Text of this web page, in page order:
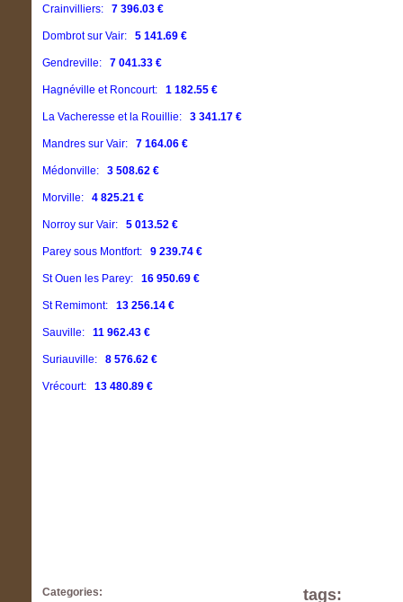
Crainvilliers: 7 396.03 €
Dombrot sur Vair: 5 141.69 €
Gendreville: 7 041.33 €
Hagnéville et Roncourt: 1 182.55 €
La Vacheresse et la Rouillie: 3 341.17 €
Mandres sur Vair: 7 164.06 €
Médonville: 3 508.62 €
Morville: 4 825.21 €
Norroy sur Vair: 5 013.52 €
Parey sous Montfort: 9 239.74 €
St Ouen les Parey: 16 950.69 €
St Remimont: 13 256.14 €
Sauville: 11 962.43 €
Suriauville: 8 576.62 €
Vrécourt: 13 480.89 €
Categories:
tags: